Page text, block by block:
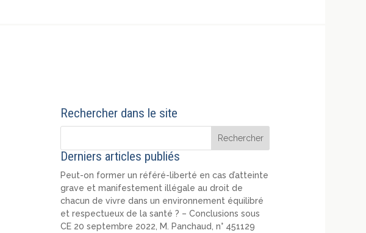
Rechercher dans le site
Derniers articles publiés
Peut-on former un référé-liberté en cas d’atteinte
grave et manifestement illégale au droit de
chacun de vivre dans un environnement équilibré
et respectueux de la santé ? – Conclusions sous
CE 20 septembre 2022, M. Panchaud, n° 451129